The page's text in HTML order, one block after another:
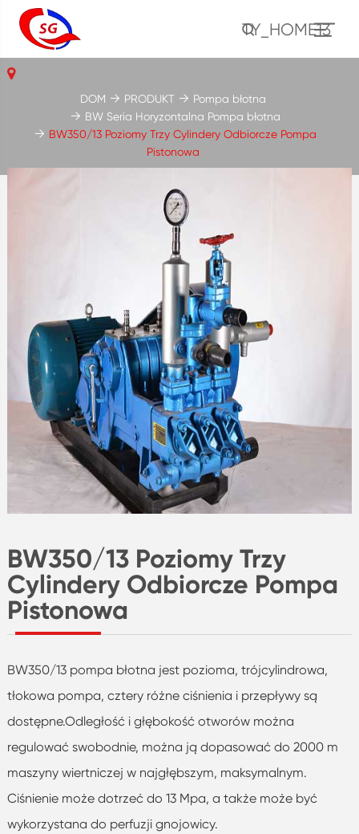
TY_HOME13
BW350/13 Poziomy Trzy
Cylindery Odbiorcze Pompa
Pistonowa
BW350/13 pompa błotna jest pozioma, trójcylindrowa,
tłokowa pompa, cztery różne ciśnienia i przepływy są
dostępne.Odległość i głębokość otworów można
regulować swobodnie, można ją dopasować do 2000 m
maszyny wiertniczej w najgłębszym, maksymalnym.
Ciśnienie może dotrzeć do 13 Mpa, a także może być
wykorzystana do perfuzji gnojowicy.
DOM PRODUKT
Pompa błotna
BW Seria Horyzontalna Pompa błotna
BW350/13 Poziomy Trzy Cylindery Odbiorcze Pompa
Pistonowa